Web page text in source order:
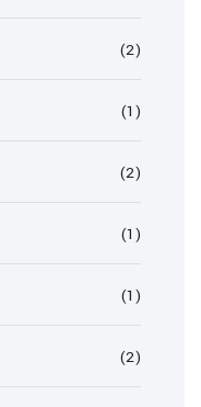
(2)
(1)
(2)
(1)
(1)
(2)